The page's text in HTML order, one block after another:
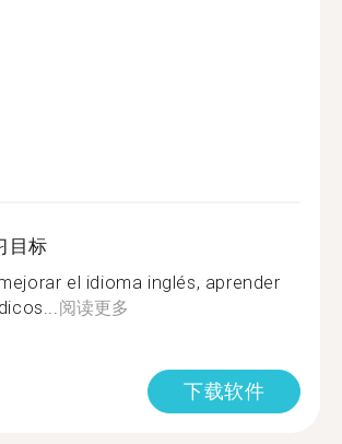
目标
el idioma inglés, aprender
阅读更多
下载软件